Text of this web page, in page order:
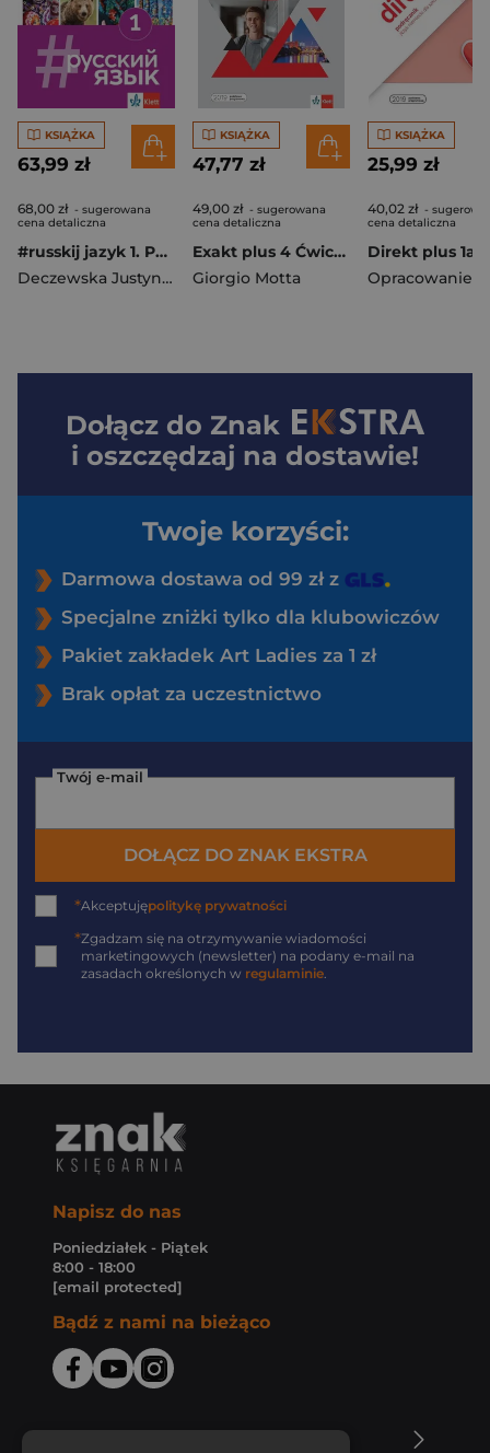
KSIĄŻKA
63,99 zł
68,00 zł - sugerowana
cena detaliczna
#russkij jazyk 1. Podręcznik Liceum technikum
Deczewska Justyna, Słupek Paulina
KSIĄŻKA
47,77 zł
49,00 zł - sugerowana
cena detaliczna
Exakt plus 4 Ćwiczenia + kod dostępu Szkoły ponadpodstawowe
Giorgio Motta
KSIĄŻKA
25,99 zł
40,02 zł -
cena detaliczna
Dołącz do Znak
i oszczędzaj na dostawie!
Twoje korzyści:
Darmowa dostawa od 99 zł z
Specjalne zniżki tylko dla klubowiczów
Pakiet zakładek Art Ladies za 1 zł
Brak opłat za uczestnictwo
Twój e-mail
DOŁĄCZ DO ZNAK EKSTRA
*Akceptujępolitykę prywatności
*Zgadzam się na otrzymywanie wiadomości
marketingowych (newsletter) na podany e-mail na
zasadach określonych w regulaminie.
Napisz do nas
Poniedziałek - Piątek
8:00 - 18:00
[email protected]
Bądź z nami na bieżąco